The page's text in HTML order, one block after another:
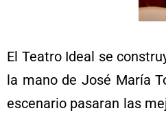
El Teatro Ideal se
la mano de José María
escenario pasaran las